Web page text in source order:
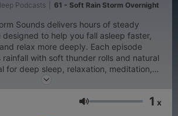
Podcasts 61 - Soft Rain Storm Overnight
Sounds delivers hours of steady
to help you fall asleep faster,
relax more deeply. Each episode
with soft thunder rolls and natural
for deep sleep, relaxation, meditation,
sound, this podcast creates a
Volume 1 x